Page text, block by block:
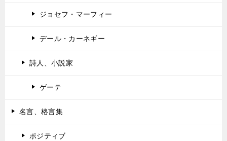
ジョセフ・マーフィー
デール・カーネギー
詩人、小説家
ゲーテ
名言、格言集
ポジティブ